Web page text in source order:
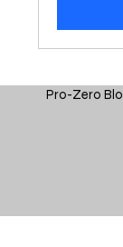
Pro-Zero